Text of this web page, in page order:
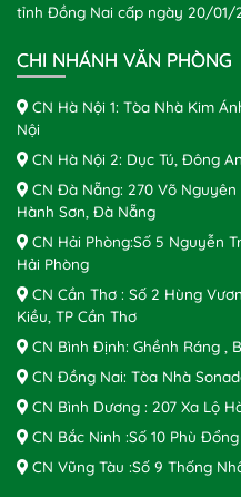
tỉnh Đồng Nai cấp ngày 20/01/
CHI NHÁNH VĂN PHÒNG
CN Hà Nội 1: Tòa Nhà Kim
Nội
CN Hà Nội 2: Dục Tú, Đông
CN Đà Nẵng: 270 Võ Nguyên
Hành Sơn, Đà Nẵng
CN Hải Phòng:Số 5 Nguyễn
Hải Phòng
CN Cần Thơ : Số 2 Hùng
Kiều, TP Cần Thơ
CN Bình Định: Ghềnh Ráng ,
CN Đồng Nai: Tòa Nhà
CN Bình Dương : 207 Xa Lộ
CN Bắc Ninh :Số 10 Phù
CN Vũng Tàu :Số 9 Thống